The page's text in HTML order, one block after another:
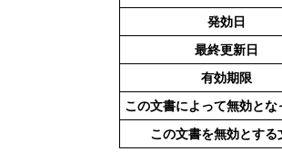
発効日
最終更新日
有効期限
この文書によって無効とな
この文書を無効とする